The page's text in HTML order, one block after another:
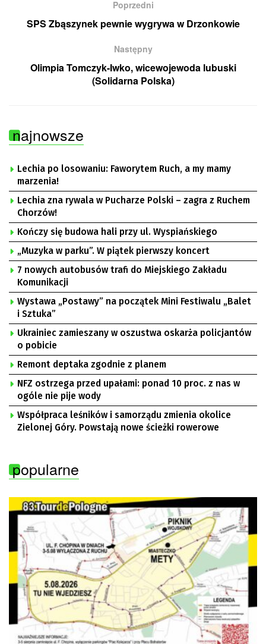
Poprzedni
SPS Zbąszynek pewnie wygrywa w Drzonkowie
Następny
Olimpia Tomczyk-Iwko, wicewojewoda lubuski
(Solidarna Polska)
najnowsze
Lechia po losowaniu: Faworytem Ruch, a my mamy
marzenia!
Lechia zna rywala w Pucharze Polski – zagra z Ruchem
Chorzów!
Kończy się budowa hali przy ul. Wyspiańskiego
„Muzyka w parku”. W piątek pierwszy koncert
7 nowych autobusów trafi do Miejskiego Zakładu
Komunikacji
Wystawa „Postawy” na początek Mini Festiwalu „Balet
i Sztuka”
Ukrainiec zamieszany w oszustwa oskarża policjantów
o pobicie
Remont deptaka zgodnie z planem
NFZ ostrzega przed upałami: ponad 10 proc. z nas w
ogóle nie pije wody
Współpraca leśników i samorządu zmienia okolice
Zielonej Góry. Powstają nowe ścieżki rowerowe
popularne